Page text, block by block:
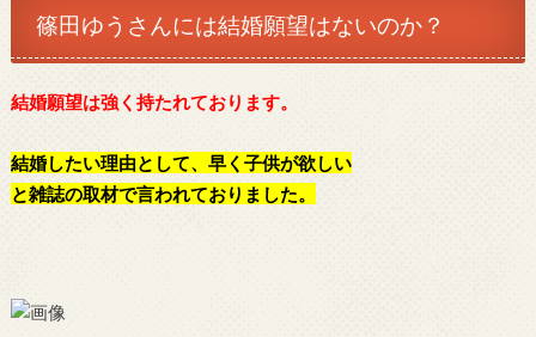
篠田ゆうさんには結婚願望はないのか？
結婚願望は強く持たれております。
結婚したい理由として、早く子供が欲しい
と雑誌の取材で言われておりました。